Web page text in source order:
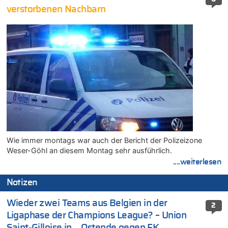
verstorbenen Nachbarn
Wie immer montags war auch der Bericht der Polizeizone
Weser-Göhl an diesem Montag sehr ausführlich.
....weiterlesen
Notizen
2
Wieder zwei Teams aus Belgien in der
Ligaphase der Champions League? – Union